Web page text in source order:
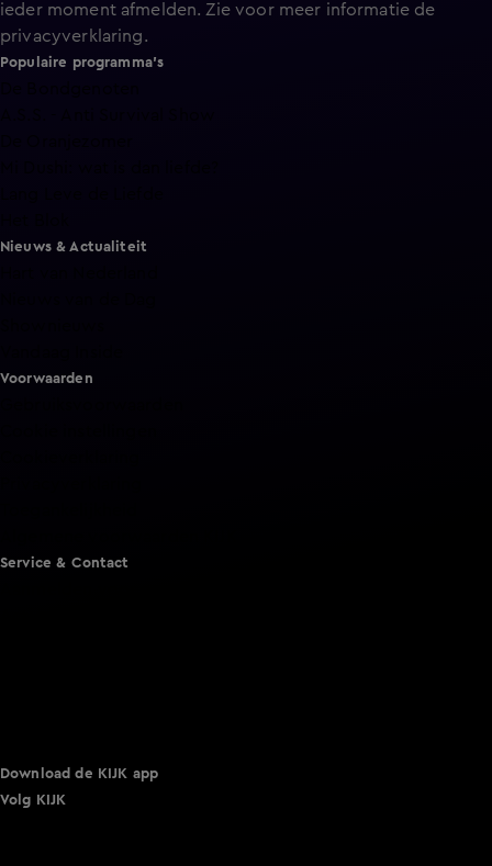
ieder moment afmelden. Zie voor meer informatie de
privacyverklaring.
Populaire programma's
Nieuws & Actualiteit
Voorwaarden
Service & Contact
Download de KIJK app
Volg KIJK